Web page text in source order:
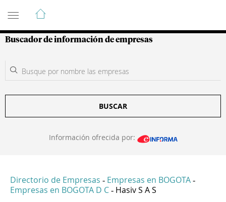
Guía de Empresas Colombianas
Buscador de información de empresas
BUSCAR
Información ofrecida por:
Directorio de Empresas - Empresas en BOGOTA -
Empresas en BOGOTA D C - Hasiv S A S